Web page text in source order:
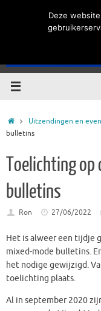
HomeUitzendingen en
bulletins
Toelichting op
bulletins
Ron 27/06/2022
Het is alweer een tijdje
mixed-mode bulletins.
het nodige gewijzigd.
toelichting plaats.
Al in september 2020
Deze